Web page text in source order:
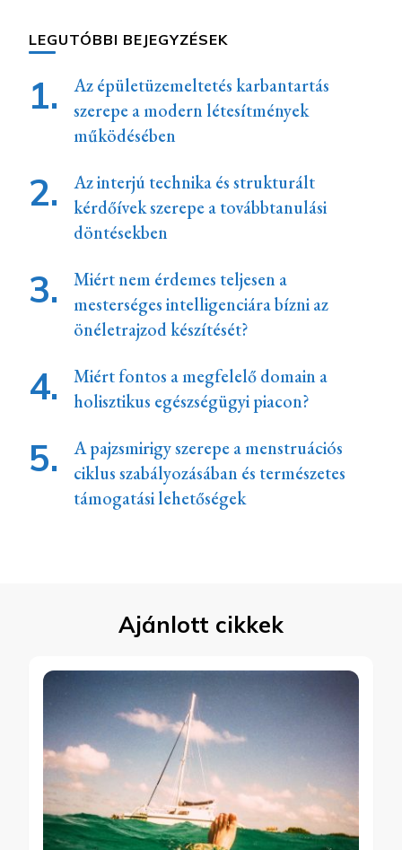
LEGUTÓBBI BEJEGYZÉSEK
Az épületüzemeltetés karbantartás
szerepe a modern létesítmények
működésében
Az interjú technika és strukturált
kérdőívek szerepe a továbbtanulási
döntésekben
Miért nem érdemes teljesen a
mesterséges intelligenciára bízni az
önéletrajzod készítését?
Miért fontos a megfelelő domain a
holisztikus egészségügyi piacon?
A pajzsmirigy szerepe a menstruációs
ciklus szabályozásában és természetes
támogatási lehetőségek
Ajánlott cikkek